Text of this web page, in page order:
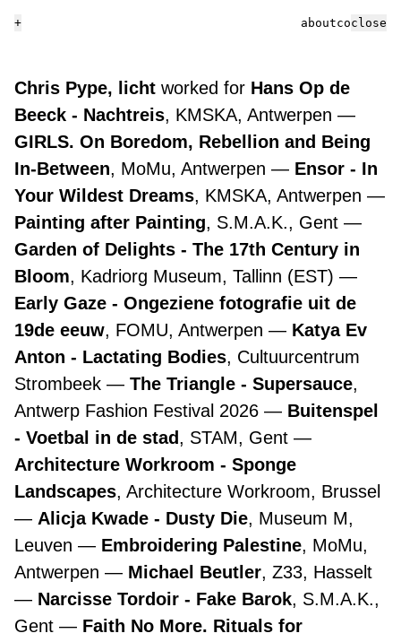
+ aboutcontact
Chris Pype, licht worked for Hans Op de
Beeck - Nachtreis, KMSKA, Antwerpen
GIRLS. On Boredom, Rebellion and Being
In-Between, MoMu, Antwerpen
Ensor - In
Your Wildest Dreams, KMSKA, Antwerpen
Painting after Painting, S.M.A.K., Gent
Garden of Delights - The 17th Century in
Bloom, Kadriorg Museum, Tallinn (EST)
Early Gaze - Ongeziene fotografie uit de
19de eeuw, FOMU, Antwerpen
Katya Ev
Anton - Lactating Bodies, Cultuurcentrum
Strombeek
The Triangle - Supersauce,
Antwerp Fashion Festival 2026
Buitenspel
- Voetbal in de stad, STAM, Gent
Architecture Workroom - Sponge
Landscapes, Architecture Workroom, Brussel
Alicja Kwade - Dusty Die, Museum M,
Leuven
Embroidering Palestine, MoMu,
Antwerpen
Michael Beutler, Z33, Hasselt
Narcisse Tordoir - Fake Barok, S.M.A.K.,
Gent
Faith No More. Rituals for
close